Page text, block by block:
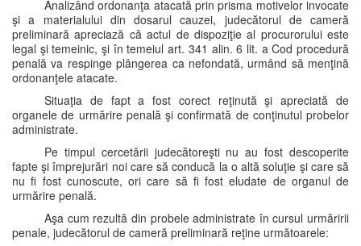
Analizând ordonanţa atacată prin prisma motivelor invocate
şi a materialului din dosarul cauzei, judecătorul de cameră
preliminară apreciază că actul de dispoziţie al procurorului este
legal şi temeinic, şi în temeiul art. 341 alin. 6 lit. a Cod procedură
penală va respinge plângerea ca nefondată, urmând să menţină
ordonanţele atacate.
Situaţia de fapt a fost corect reţinută şi apreciată de
organele de urmărire penală şi confirmată de conţinutul probelor
administrate.
Pe timpul cercetării judecătoreşti nu au fost descoperite
fapte şi împrejurări noi care să conducă la o altă soluţie şi care să
nu fi fost cunoscute, ori care să fi fost eludate de organul de
urmărire penală.
Aşa cum rezultă din probele administrate în cursul urmăririi
penale, judecătorul de cameră preliminară reţine următoarele: